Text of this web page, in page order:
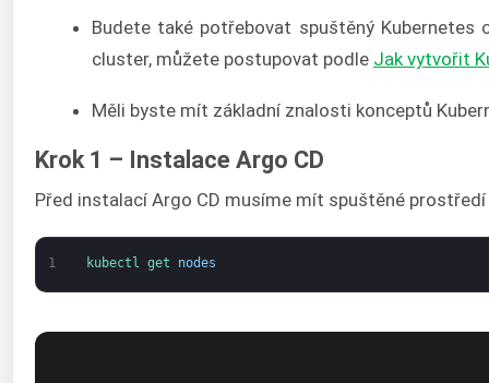
Budete také potřebovat spuštěný
cluster, můžete postupovat podle Jak vytvořit
Měli byste mít základní znalosti konceptů
Krok 1 – Instalace Argo CD
Před instalací Argo CD musíme mít spuštěné
1 kubectl get nodes